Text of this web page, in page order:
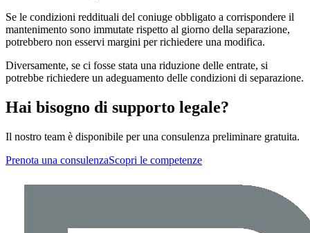
Se le condizioni reddituali del coniuge obbligato a corrispondere il
mantenimento sono immutate rispetto al giorno della separazione,
potrebbero non esservi margini per richiedere una modifica.
Diversamente, se ci fosse stata una riduzione delle entrate, si
potrebbe richiedere un adeguamento delle condizioni di separazione.
Hai bisogno di supporto legale?
Il nostro team è disponibile per una consulenza preliminare gratuita.
Prenota una consulenzaScopri le competenze